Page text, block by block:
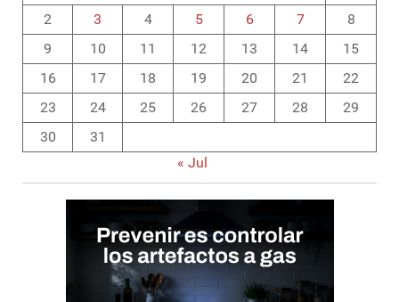
2
3 4 5 6 7
8
9
10 11 12 13 14
15
16
17 18 19 20 21
22
23
24 25 26 27 28
29
30
31
« Jul